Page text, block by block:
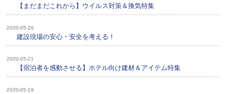
【まだまだこれから】ウイルス対策＆換気特集
2020-05-26
建設現場の安心・安全を考える！
2020-05-21
【宿泊者を感動させる】ホテル向け建材＆アイテム特集
2020-05-19